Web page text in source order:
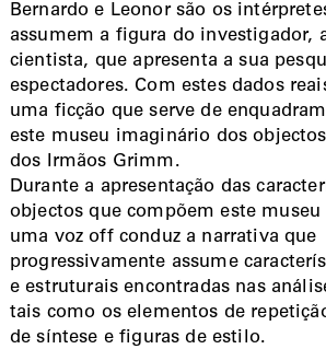
Bernardo e Leonor são os
assumem a figura do investigador,
cientista, que apresenta a sua
espectadores. Com estes dados
uma ficção que serve de
este museu imaginário dos
dos Irmãos Grimm.
Durante a apresentação das
objectos que compõem este
uma voz off conduz a narrativa que
progressivamente assume
e estruturais encontradas nas
tais como os elementos de
de síntese e figuras de estilo.